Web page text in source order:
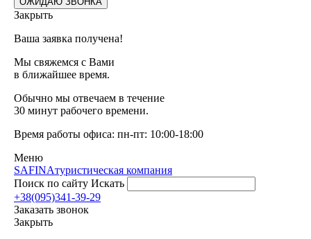
Закрыть
Ваша заявка получена!
Мы свяжемся с Вами
в ближайшее время.
Обычно мы отвечаем в течение
30 минут рабочего времени.
Время работы офиса: пн-пт: 10:00-18:00
Меню
SAFINAтуристическая компания
Поиск по сайту Искать
+38(095)341-39-29
Заказать звонок
Закрыть